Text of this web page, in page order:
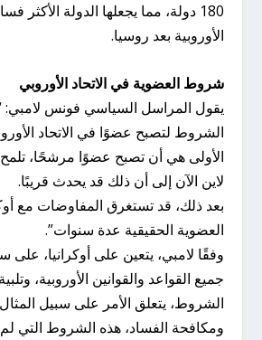
180 دولة، مما يجعلها الدولة الأكثر
الأوروبية بعد روسيا.
شروط العضوية في الاتحاد الأوروبي
يقول المراسل السياسي فونس لامبي:
الشروط لتصبح عضوًا في الاتحاد
الأولى هي أن تصبح عضوًا مرشحًا، تلمح
لاين الآن إلى أن ذلك قد يحدث قريبًا.
بعد ذلك، قد تستغرق المفاوضات مع
العضوية الحقيقية عدة سنوات”.
وفقًا لامبي، يتعين على أوكرانيا، على
جميع القواعد والقوانين الأوروبية،
الشروط، يتعلق الأمر على سبيل
ومكافحة الفساد، هذه الشروط التي لم